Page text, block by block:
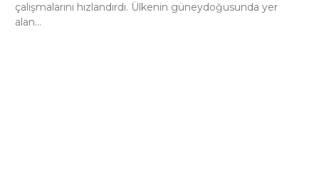
çalışmalarını hızlandırdı. Ülkenin güneydoğusunda yer
alan...